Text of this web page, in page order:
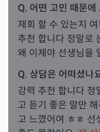
Q. 어떤 고민 때문에
재회 할 수 있는지
추천 합니다 정말로
왜 이제야 선생님
Q. 상담은 어떠셨나
강력 추천 합니다 정
고 듣기 좋은 말만
고 느꼈어여 ㅎㅎ 선